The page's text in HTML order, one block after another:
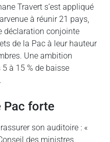
Travert s’est appliqué
à réunir 21 pays,
déclaration conjointe
de la Pac à leur hauteur
Une ambition
à 15 % de baisse
Pac forte
son auditoire : «
des ministres